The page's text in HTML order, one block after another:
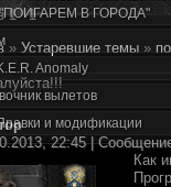
В ГОРОДА"
Anomaly
вылетов
и модификации
1 1
» Устаревшие темы »
22:45 |
Как